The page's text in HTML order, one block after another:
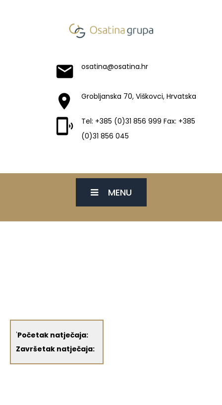
osatina@osatina.hr
Grobljanska 70, Viškovci, Hrvatska
Tel: +385 (0)31 856 999 Fax: +385
(0)31 856 045
MENU
'Početak natječaja:
Završetak natječaja: